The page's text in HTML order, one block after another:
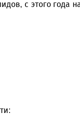
с этого года